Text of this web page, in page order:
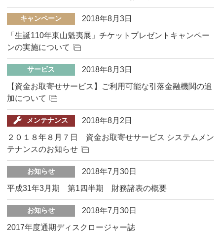
キャンペーン
2018年8月3日
「生誕110年東山魁夷展」チケットプレゼントキャンペー
ンの実施について
サービス
2018年8月3日
【資金お取寄せサービス】ご利用可能な引落金融機関の追
加について
メンテナンス
2018年8月2日
２０１８年８月７日 資金お取寄せサービス システムメン
テナンスのお知らせ
お知らせ
2018年7月30日
平成31年3月期 第1四半期 財務諸表の概要
お知らせ
2018年7月30日
2017年度通期ディスクロージャー誌